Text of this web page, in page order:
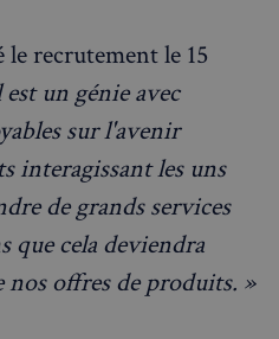
recrutement le 15
est un génie avec
sur l'avenir
interagissant les uns
de grands services
que cela deviendra
offres de produits. »